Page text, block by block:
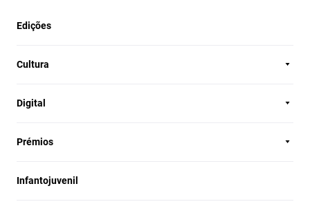
Edições
Cultura
Digital
Prémios
Infantojuvenil